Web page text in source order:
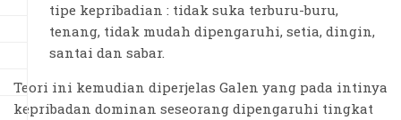
tipe kepribadian : tidak suka terburu-buru,
tenang, tidak mudah dipengaruhi, setia, dingin,
santai dan sabar.
Teori ini kemudian diperjelas Galen yang pada intinya
kepribadan dominan seseorang dipengaruhi tingkat